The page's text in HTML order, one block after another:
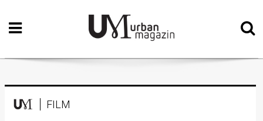
Početna
Vizualne
Teatar FILM